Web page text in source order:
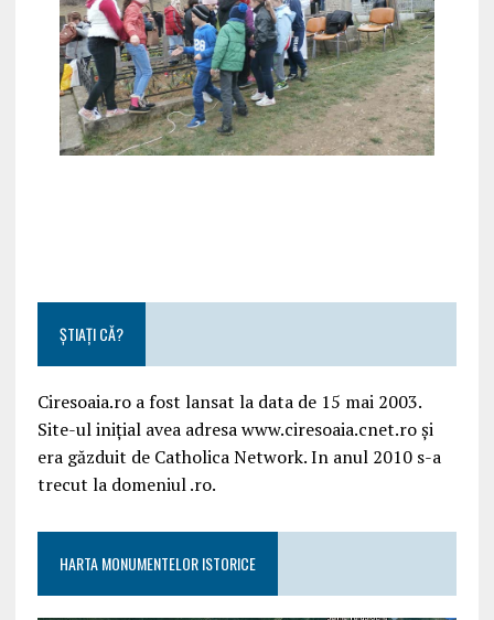
ȘTIAȚI CĂ?
Ciresoaia.ro a fost lansat la data de 15 mai 2003.
Site-ul inițial avea adresa www.ciresoaia.cnet.ro și
era găzduit de Catholica Network. In anul 2010 s-a
trecut la domeniul .ro.
HARTA MONUMENTELOR ISTORICE